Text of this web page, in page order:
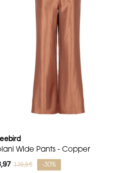
Wide Pants - Copper
119,95 -30%